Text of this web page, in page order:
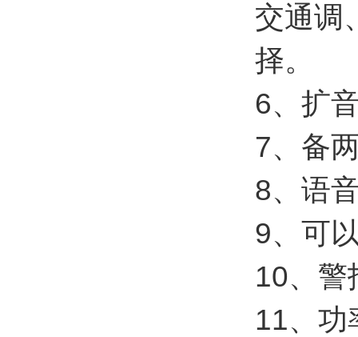
交通调
择。
6、扩
7、备
8、语
9、可
10、警
11、功